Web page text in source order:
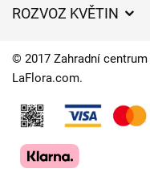
Často kladené dotazy
O nás
Časy doručení květin –
ROZVOZ KVĚTIN
Kam doručujeme květiny
Kontakt
© 2017 Zahradní
LaFlora.com.